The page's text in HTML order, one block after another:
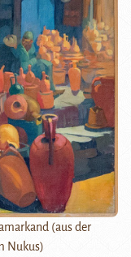
(aus der
Nukus)